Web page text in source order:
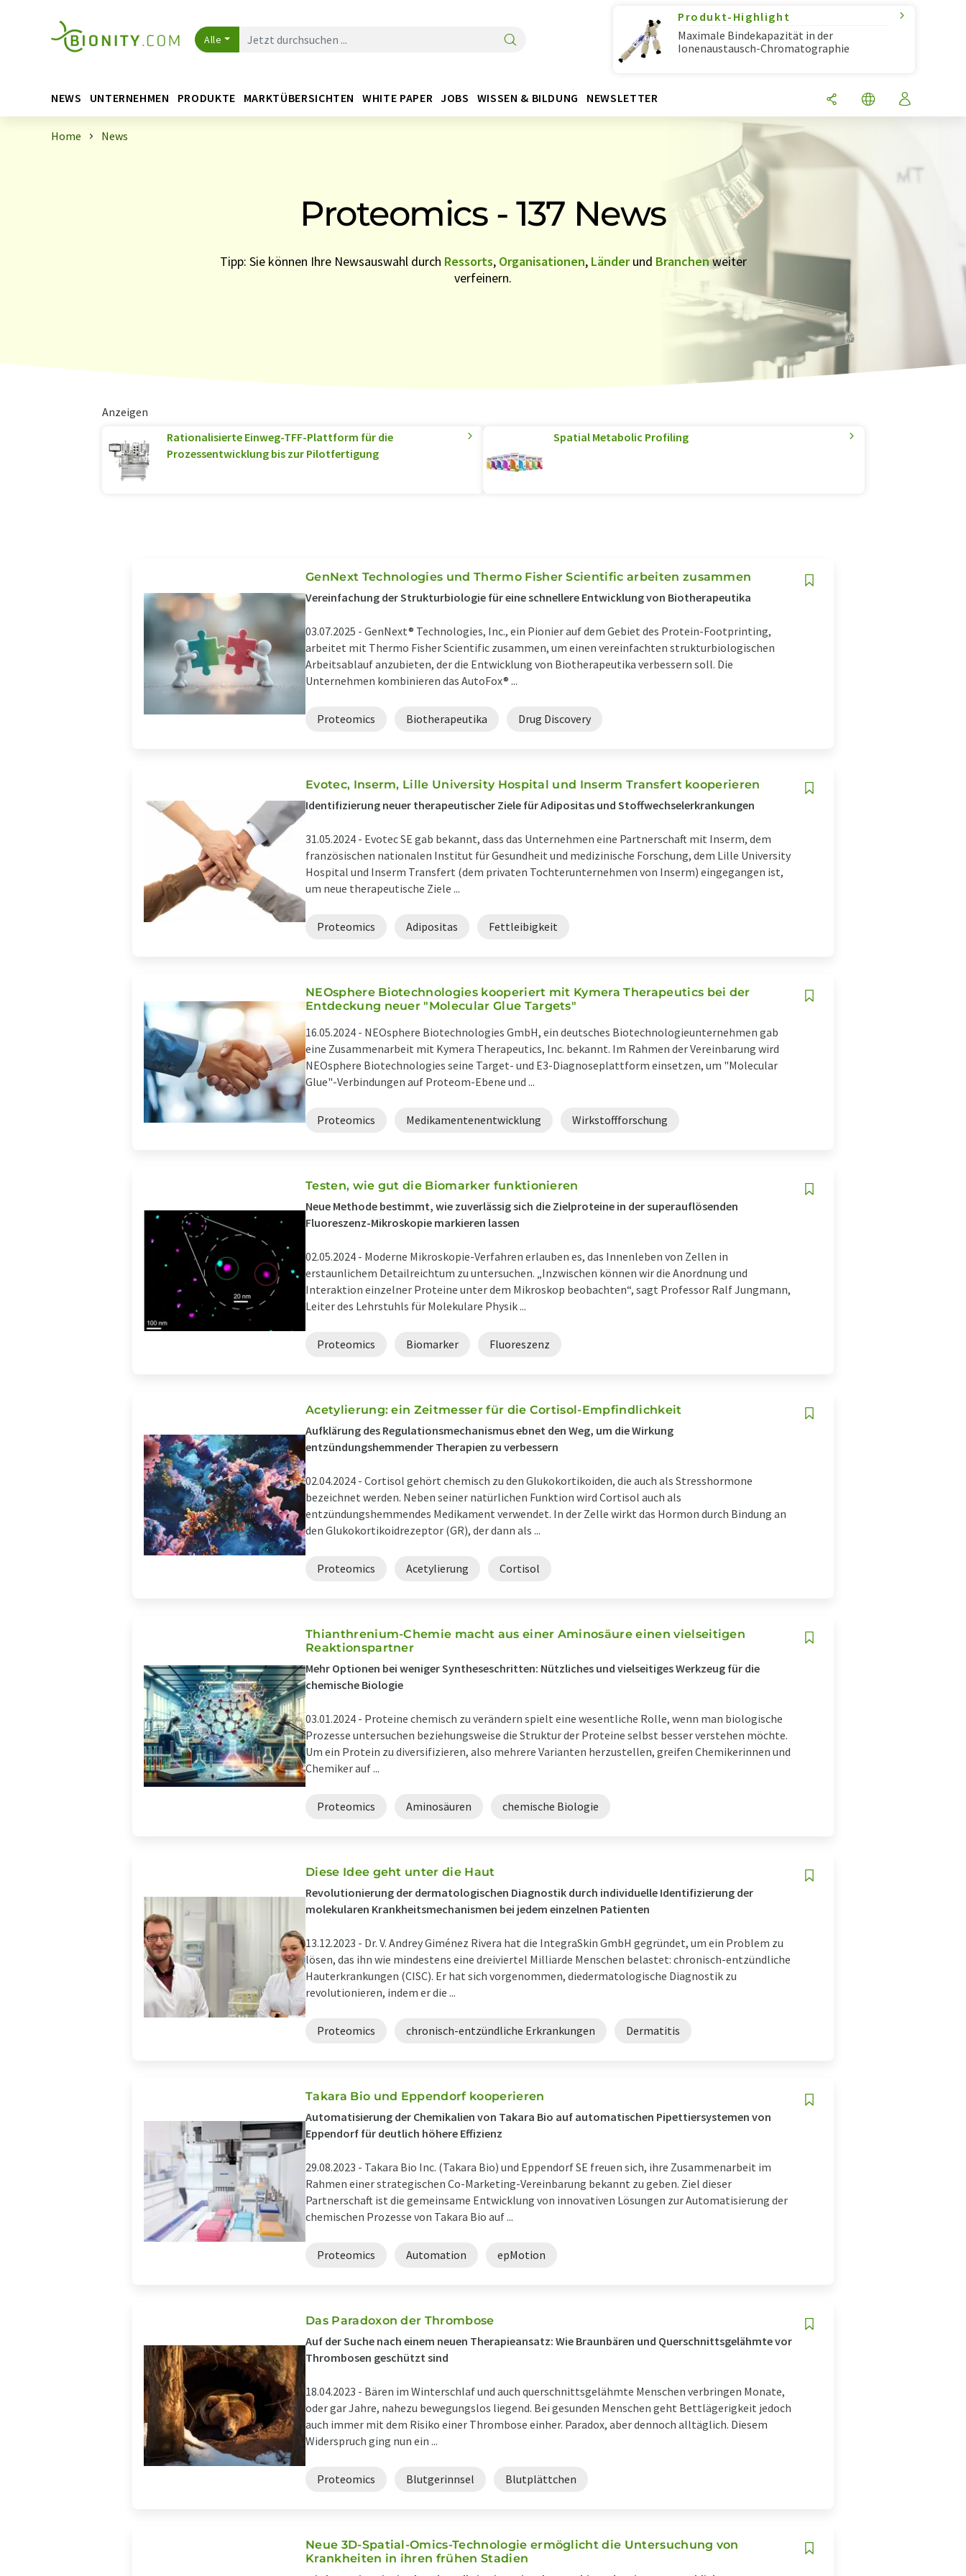
Alle
Produkt-Highlight
Maximale Bindekapazität in der
Ionenaustausch-Chromatographie
NEWS UNTERNEHMEN PRODUKTE MARKTÜBERSICHTEN WHITE PAPER JOBS WISSEN & BILDUNG NEWSLETTER
Home News
Proteomics - 137 News
Tipp: Sie können Ihre Newsauswahl durch Ressorts, Organisationen, Länderund Branchenweiter
verfeinern.
Anzeigen
Rationalisierte Einweg-TFF-Plattform für die
Prozessentwicklung bis zur Pilotfertigung
Spatial Metabolic Profiling
GenNext Technologies und Thermo Fisher Scientific arbeiten zusammen
Vereinfachung der Strukturbiologie für eine schnellere Entwicklung von Biotherapeutika
03.07.2025 - GenNext® Technologies, Inc., ein Pionier auf dem Gebiet des Protein-Footprinting,
arbeitet mit Thermo Fisher Scientific zusammen, um einen vereinfachten strukturbiologischen
Arbeitsablauf anzubieten, der die Entwicklung von Biotherapeutika verbessern soll. Die
Unternehmen kombinieren das AutoFox® ...
Proteomics Biotherapeutika Drug Discovery
Evotec, Inserm, Lille University Hospital und Inserm Transfert kooperieren
Identifizierung neuer therapeutischer Ziele für Adipositas und Stoffwechselerkrankungen
31.05.2024 - Evotec SE gab bekannt, dass das Unternehmen eine Partnerschaft mit Inserm, dem
französischen nationalen Institut für Gesundheit und medizinische Forschung, dem Lille University
Hospital und Inserm Transfert (dem privaten Tochterunternehmen von Inserm) eingegangen ist,
um neue therapeutische Ziele ...
Proteomics Adipositas Fettleibigkeit
NEOsphere Biotechnologies kooperiert mit Kymera Therapeutics bei der
Entdeckung neuer "Molecular Glue Targets"
16.05.2024 - NEOsphere Biotechnologies GmbH, ein deutsches Biotechnologieunternehmen gab
eine Zusammenarbeit mit Kymera Therapeutics, Inc. bekannt. Im Rahmen der Vereinbarung wird
NEOsphere Biotechnologies seine Target- und E3-Diagnoseplattform einsetzen, um "Molecular
Glue"-Verbindungen auf Proteom-Ebene und ...
Proteomics Medikamentenentwicklung Wirkstoffforschung
Testen, wie gut die Biomarker funktionieren
Neue Methode bestimmt, wie zuverlässig sich die Zielproteine in der superauflösenden
Fluoreszenz-Mikroskopie markieren lassen
02.05.2024 - Moderne Mikroskopie-Verfahren erlauben es, das Innenleben von Zellen in
erstaunlichem Detailreichtum zu untersuchen. „Inzwischen können wir die Anordnung und
Interaktion einzelner Proteine unter dem Mikroskop beobachten“, sagt Professor Ralf Jungmann,
Leiter des Lehrstuhls für Molekulare Physik ...
Proteomics Biomarker Fluoreszenz
Acetylierung: ein Zeitmesser für die Cortisol-Empfindlichkeit
Aufklärung des Regulationsmechanismus ebnet den Weg, um die Wirkung
entzündungshemmender Therapien zu verbessern
02.04.2024 - Cortisol gehört chemisch zu den Glukokortikoiden, die auch als Stresshormone
bezeichnet werden. Neben seiner natürlichen Funktion wird Cortisol auch als
entzündungshemmendes Medikament verwendet. In der Zelle wirkt das Hormon durch Bindung an
den Glukokortikoidrezeptor (GR), der dann als ...
Proteomics Acetylierung Cortisol
Thianthrenium-Chemie macht aus einer Aminosäure einen vielseitigen
Reaktionspartner
Mehr Optionen bei weniger Syntheseschritten: Nützliches und vielseitiges Werkzeug für die
chemische Biologie
03.01.2024 - Proteine chemisch zu verändern spielt eine wesentliche Rolle, wenn man biologische
Prozesse untersuchen beziehungsweise die Struktur der Proteine selbst besser verstehen möchte.
Um ein Protein zu diversifizieren, also mehrere Varianten herzustellen, greifen Chemikerinnen und
Chemiker auf ...
Proteomics Aminosäuren chemische Biologie
Diese Idee geht unter die Haut
Revolutionierung der dermatologischen Diagnostik durch individuelle Identifizierung der
molekularen Krankheitsmechanismen bei jedem einzelnen Patienten
13.12.2023 - Dr. V. Andrey Giménez Rivera hat die IntegraSkin GmbH gegründet, um ein Problem zu
lösen, das ihn wie mindestens eine dreiviertel Milliarde Menschen belastet: chronisch-entzündliche
Hauterkrankungen (CISC). Er hat sich vorgenommen, diedermatologische Diagnostik zu
revolutionieren, indem er die ...
Proteomics chronisch-entzündliche Erkrankungen Dermatitis
Takara Bio und Eppendorf kooperieren
Automatisierung der Chemikalien von Takara Bio auf automatischen Pipettiersystemen von
Eppendorf für deutlich höhere Effizienz
29.08.2023 - Takara Bio Inc. (Takara Bio) und Eppendorf SE freuen sich, ihre Zusammenarbeit im
Rahmen einer strategischen Co-Marketing-Vereinbarung bekannt zu geben. Ziel dieser
Partnerschaft ist die gemeinsame Entwicklung von innovativen Lösungen zur Automatisierung der
chemischen Prozesse von Takara Bio auf ...
Proteomics Automation epMotion
Das Paradoxon der Thrombose
Auf der Suche nach einem neuen Therapieansatz: Wie Braunbären und Querschnittsgelähmte vor
Thrombosen geschützt sind
18.04.2023 - Bären im Winterschlaf und auch querschnittsgelähmte Menschen verbringen Monate,
oder gar Jahre, nahezu bewegungslos liegend. Bei gesunden Menschen geht Bettlägerigkeit jedoch
auch immer mit dem Risiko einer Thrombose einher. Paradox, aber dennoch alltäglich. Diesem
Widerspruch ging nun ein ...
Proteomics Blutgerinnsel Blutplättchen
Neue 3D-Spatial-Omics-Technologie ermöglicht die Untersuchung von
Krankheiten in ihren frühen Stadien